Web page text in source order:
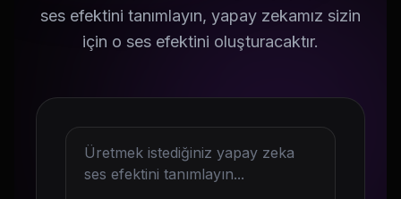
ses efektini tanımlayın, yapay zekamız sizin
için o ses efektini oluşturacaktır.